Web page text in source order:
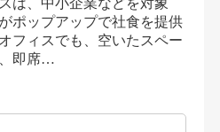
は、中小企業などを対象
ポップアップで社食を提供
フィスでも、空いたスペー
即席…